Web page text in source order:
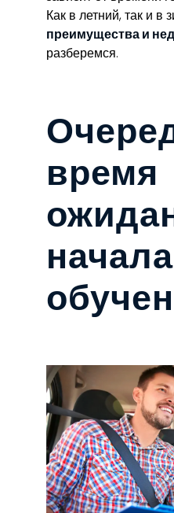
Как в летний, так и в
преимущества и
разберемся.
время
начала